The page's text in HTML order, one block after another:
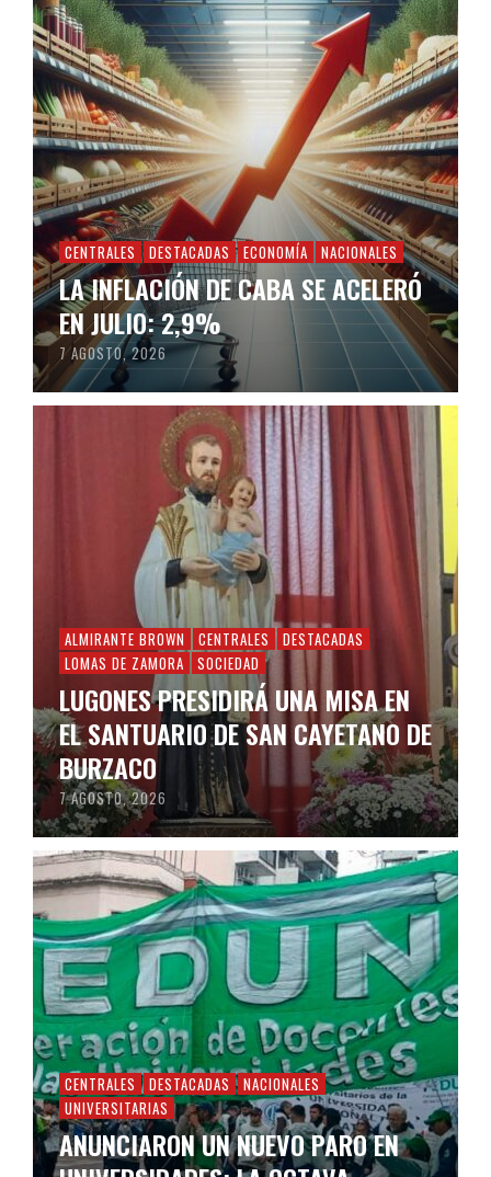
CENTRALES DESTACADAS ECONOMÍA NACIONALES
LA INFLACIÓN DE CABA SE ACELERÓ
EN JULIO: 2,9%
7 AGOSTO, 2026
ALMIRANTE BROWN CENTRALES
DESTACADAS
LOMAS DE ZAMORA
SOCIEDAD
LUGONES PRESIDIRÁ UNA MISA EN
EL SANTUARIO DE SAN CAYETANO DE
BURZACO
7 AGOSTO, 2026
CENTRALES DESTACADAS
NACIONALES
UNIVERSITARIAS
ANUNCIARON UN NUEVO PARO EN